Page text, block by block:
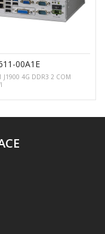
00A1E
J1900 4G DDR3 2 COM